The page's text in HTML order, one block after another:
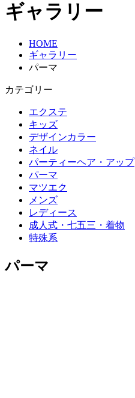
ギャラリー
HOME
ギャラリー
パーマ
カテゴリー
エクステ
キッズ
デザインカラー
ネイル
パーティーヘア・アップ
パーマ
マツエク
メンズ
レディース
成人式・七五三・着物
特殊系
パーマ